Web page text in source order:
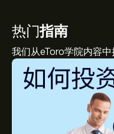
热门指南
我们从eToro学院内容